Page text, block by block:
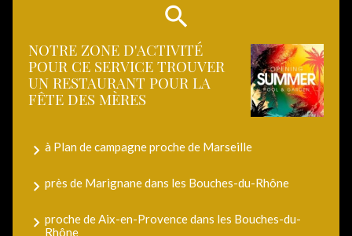
NOTRE ZONE D'ACTIVITÉ
POUR CE SERVICE TROUVER
UN RESTAURANT POUR LA
FÊTE DES MÈRES
à Plan de campagne proche de Marseille
près de Marignane dans les Bouches-du-Rhône
proche de Aix-en-Provence dans les Bouches-du-
Rhône